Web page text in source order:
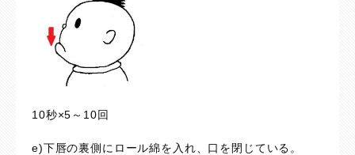
10秒×5～10回
e)下唇の裏側にロール綿を入れ、口を閉じている。